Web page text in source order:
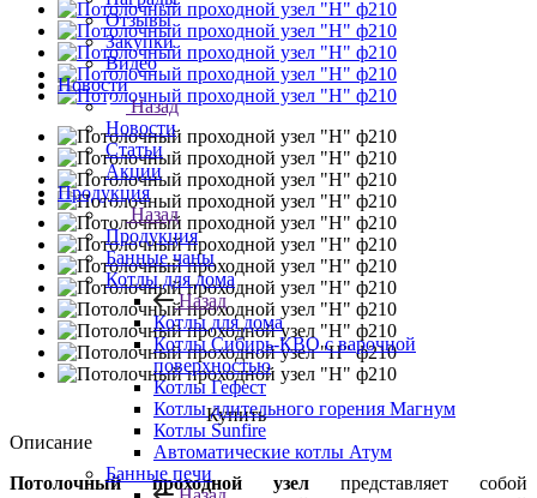
Отзывы
Закупки
Видео
Новости
Назад
Новости
Статьи
Акции
Продукция
Назад
Продукция
Банные чаны
Котлы для дома
Назад
Котлы для дома
Котлы Сибирь-КВО с варочной
поверхностью
Котлы Гефест
Котлы длительного горения Магнум
Котлы Sunfire
Автоматические котлы Атум
Банные печи
Купить
Описание
Потолочный проходной узел представляет собой